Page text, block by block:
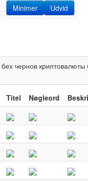
Udvid
Minimer
бех чернов криптовалюты
Titel Nøgleord